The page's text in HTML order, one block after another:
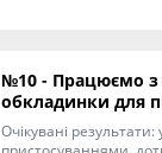
№10 - Працюємо з
обкладинки для
Очікувані